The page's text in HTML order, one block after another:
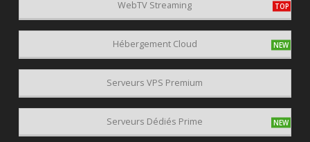
WebTV Streaming
Hébergement Cloud
Serveurs VPS Premium
Serveurs Dédiés Prime